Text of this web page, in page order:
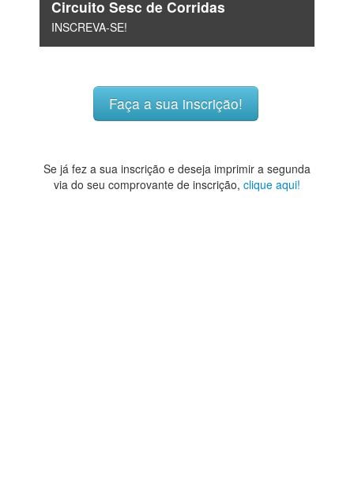
Circuito Sesc de Corridas
INSCREVA-SE!
Faça a sua inscrição!
Se já fez a sua inscrição e deseja imprimir a segunda
via do seu comprovante de inscrição, clique aqui!